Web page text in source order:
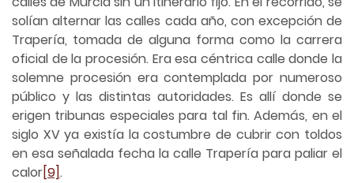
solían alternar las calles cada año, con excepción de
Trapería, tomada de alguna forma como la carrera
oficial de la procesión. Era esa céntrica calle donde la
solemne procesión era contemplada por numeroso
público y las distintas autoridades. Es allí donde se
erigen tribunas especiales para tal fin. Además, en el
siglo XV ya existía la costumbre de cubrir con toldos
en esa señalada fecha la calle Trapería para paliar el
calor[9].